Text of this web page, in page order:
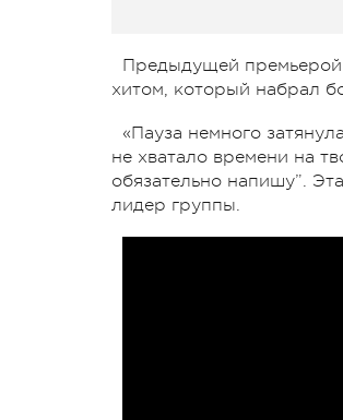
Предыдущей премьерой
хитом, который набрал
«Пауза немного
не хватало времени на
обязательно напишу”.
лидер группы.